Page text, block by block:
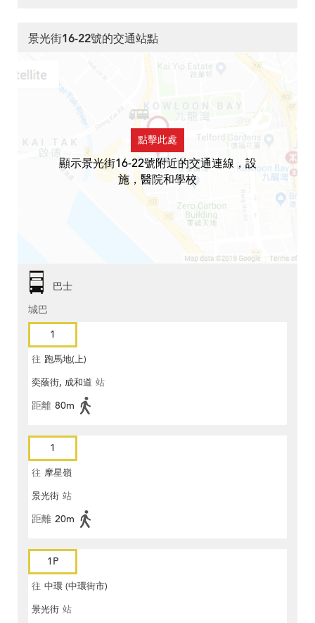
景光街16-22號的交通站點
點擊此處
顯示景光街16-22號附近的交通連線，設
施，醫院和學校
巴士
城巴
1
往 跑馬地(上)
奕蔭街, 成和道 站
距離 80m
1
往 摩星嶺
景光街 站
距離 20m
1P
往 中環 (中環街市)
景光街 站